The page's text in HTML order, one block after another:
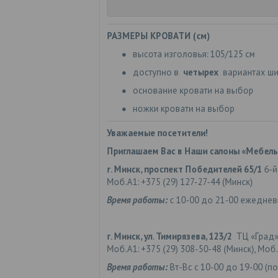
РАЗМЕРЫ КРОВАТИ (см)
высота изголовья: 105/125 см
доступно в четырех вариантах
основание кровати на выбор
ножки кровати на выбор
Уважаемые посетители!
Приглашаем Вас в Наши салоны
г. Минск, проспект Победителей 65/1 6-
Моб.А1: +375 (29) 127-27-44 (Минск)
Время работы: с 10-00 до 21-00
г. Минск, ул. Тимирязева, 123/2 ТЦ
Моб.А1: +375 (29) 308-50-48 (Минск),
Время работы: Вт-Вс с 10-00 до 19-00